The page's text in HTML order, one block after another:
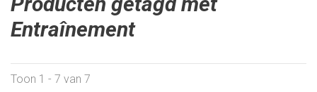
Entraînement
Toon 1 - 7 van 7